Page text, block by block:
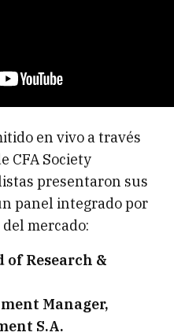
en vivo a través
CFA Society
presentaron sus
panel integrado por
mercado:
of Research &
Manager,
S.A.